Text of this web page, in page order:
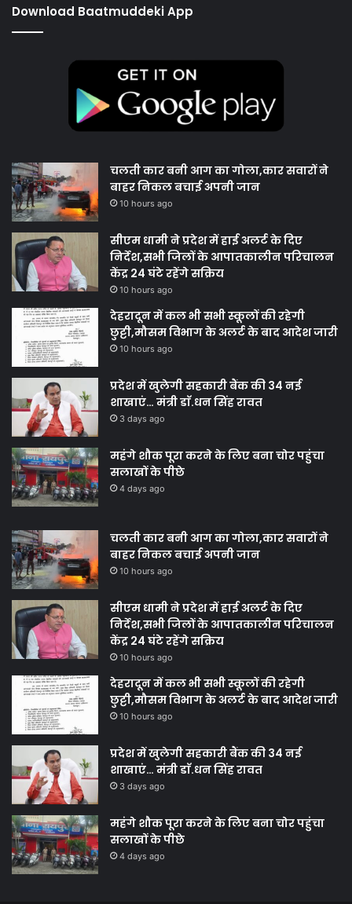
Download Baatmuddeki App
चलती कार बनी आग का गोला,कार सवारों ने
बाहर निकल बचाई अपनी जान
10 hours ago
सीएम धामी ने प्रदेश में हाई अलर्ट के दिए
निर्देश,सभी जिलों के आपातकालीन परिचालन
केंद्र 24 घंटे रहेंगे सक्रिय
10 hours ago
देहरादून में कल भी सभी स्कूलों की रहेगी
छुट्टी,मौसम विभाग के अलर्ट के बाद आदेश जारी
10 hours ago
प्रदेश में खुलेगी सहकारी बैंक की 34 नई
शाखाएं… मंत्री डाॅ.धन सिंह रावत
3 days ago
महंगे शौक पूरा करने के लिए बना चोर पहुंचा
सलाखों के पीछे
4 days ago
चलती कार बनी आग का गोला,कार सवारों ने
बाहर निकल बचाई अपनी जान
10 hours ago
सीएम धामी ने प्रदेश में हाई अलर्ट के दिए
निर्देश,सभी जिलों के आपातकालीन परिचालन
केंद्र 24 घंटे रहेंगे सक्रिय
10 hours ago
देहरादून में कल भी सभी स्कूलों की रहेगी
छुट्टी,मौसम विभाग के अलर्ट के बाद आदेश जारी
10 hours ago
प्रदेश में खुलेगी सहकारी बैंक की 34 नई
शाखाएं… मंत्री डाॅ.धन सिंह रावत
3 days ago
महंगे शौक पूरा करने के लिए बना चोर पहुंचा
सलाखों के पीछे
4 days ago